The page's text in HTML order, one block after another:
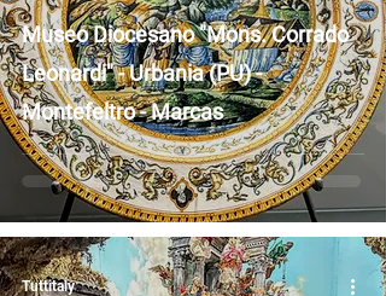
Museo Diocesano "Mons. Corrado
Leonardi" - Urbania (PU) -
Montefeltro - Marcas
Tuttitaly